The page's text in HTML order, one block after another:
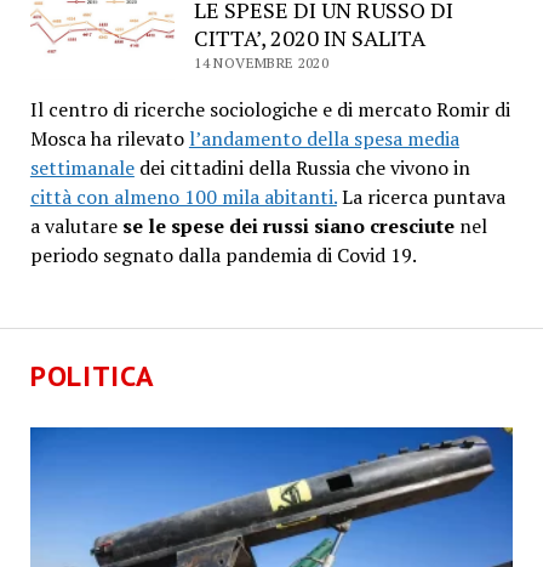
POLITICA
LE SPESE DI UN RUSSO DI
CITTA’, 2020 IN SALITA
14 NOVEMBRE 2020
Il centro di ricerche sociologiche e di mercato Romir di
Mosca ha rilevato l’andamento della spesa media
settimanaledei cittadini della Russia che vivono in
città con almeno 100 mila abitanti.La ricerca puntava
a valutare se le spese dei russi siano cresciutenel
periodo segnato dalla pandemia di Covid 19.